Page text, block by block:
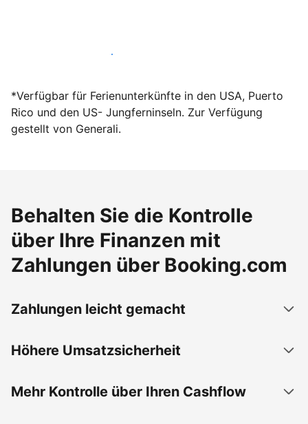
Werden Sie noch heute Gastgeber
*Verfügbar für Ferienunterkünfte in den USA, Puerto
Rico und den US- Jungferninseln. Zur Verfügung
gestellt von Generali.
Behalten Sie die Kontrolle
über Ihre Finanzen mit
Zahlungen über Booking.com
Zahlungen leicht gemacht
Höhere Umsatzsicherheit
Mehr Kontrolle über Ihren Cashflow